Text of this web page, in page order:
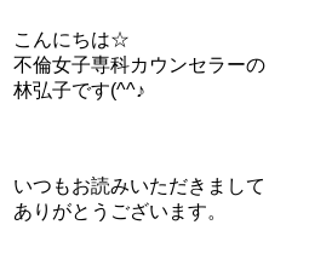
こんにちは☆
不倫女子専科カウンセラーの
林弘子です(^^♪
いつもお読みいただきまして
ありがとうございます。